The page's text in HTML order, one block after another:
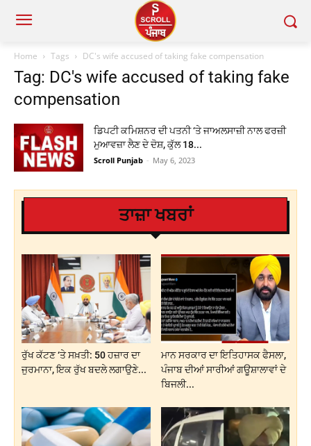
Home Tags DC's wife accused of taking fake compensation
Tag: DC's wife accused of taking fake
compensation
ਡਿਪਟੀ ਕਮਿਸ਼ਨਰ ਦੀ ਪਤਨੀ ‘ਤੇ ਜਾਅਲਸਾਜ਼ੀ ਨਾਲ ਫਰਜ਼ੀ
ਮੁਆਵਜ਼ਾ ਲੈਣ ਦੇ ਦੋਸ਼, ਕੁੱਲ 18...
Scroll Punjab - May 6, 2023
ਤਾਜ਼ਾ ਖਬਰਾਂ
ਰੁੱਖ ਕੱਟਣ ‘ਤੇ ਸਖ਼ਤੀ: 50 ਹਜ਼ਾਰ ਦਾ
ਜੁਰਮਾਨਾ, ਇਕ ਰੁੱਖ ਬਦਲੇ ਲਗਾਉਣੇ...
ਮਾਨ ਸਰਕਾਰ ਦਾ ਇਤਿਹਾਸਕ ਫੈਸਲਾ,
ਪੰਜਾਬ ਦੀਆਂ ਸਾਰੀਆਂ ਗਊਸ਼ਾਲਾਵਾਂ ਦੇ
ਬਿਜਲੀ...